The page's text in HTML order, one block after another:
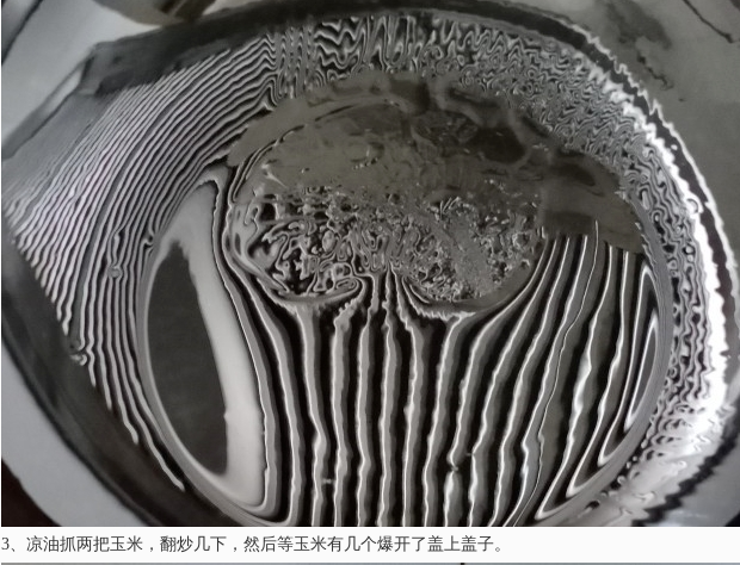
3、凉油抓两把玉米，翻炒几下，然后等玉米有几个爆开了盖上盖子。